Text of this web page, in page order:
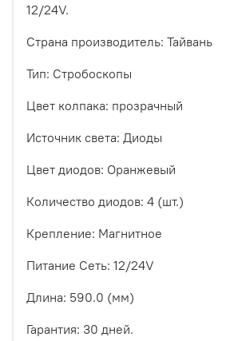
12/24V.
Страна производитель: Тайвань
Тип: Стробоскопы
Цвет колпака: прозрачный
Источник света: Диоды
Цвет диодов: Оранжевый
Количество диодов: 4 (шт.)
Крепление: Магнитное
Питание Сеть: 12/24V
Длина: 590.0 (мм)
Гарантия: 30 дней.